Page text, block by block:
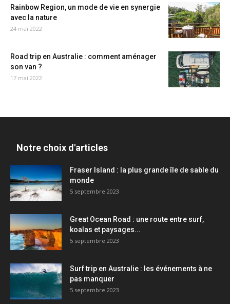
Rainbow Region, un mode de vie en synergie
avec la nature
24 mai 2022
Road trip en Australie : comment aménager
son van ?
17 mai 2022
Notre choix d'articles
Fraser Island : la plus grande île de sable du
monde
5 septembre 2023
Great Ocean Road : une route entre surf,
koalas et paysages...
5 septembre 2023
Surf trip en Australie : les événements à ne
pas manquer
5 septembre 2023